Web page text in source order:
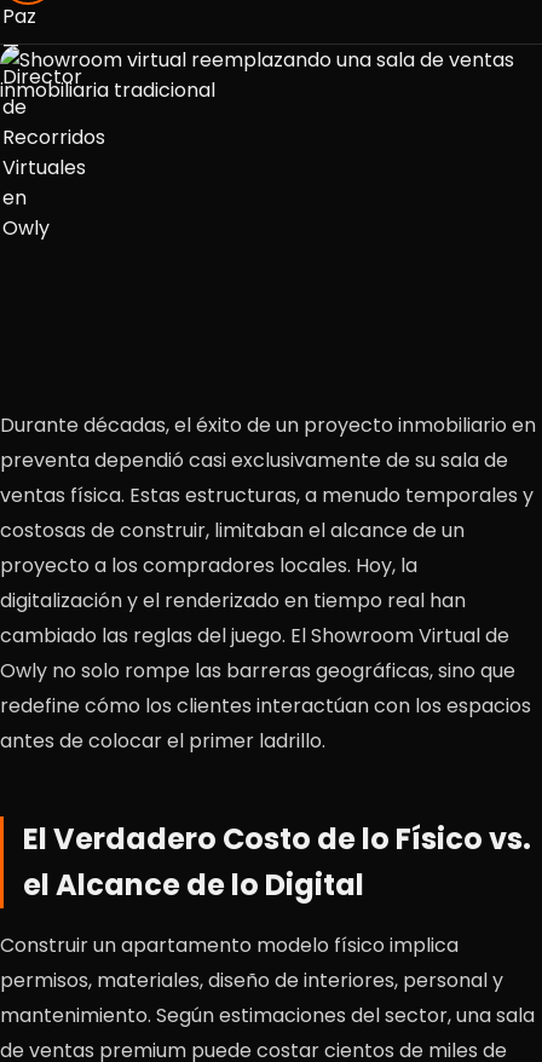
Durante décadas, el éxito de un proyecto inmobiliario en
preventa dependió casi exclusivamente de su sala de
ventas física. Estas estructuras, a menudo temporales y
costosas de construir, limitaban el alcance de un
proyecto a los compradores locales. Hoy, la
digitalización y el renderizado en tiempo real han
cambiado las reglas del juego. El Showroom Virtual de
Owly no solo rompe las barreras geográficas, sino que
redefine cómo los clientes interactúan con los espacios
antes de colocar el primer ladrillo.
El Verdadero Costo de lo Físico vs.
el Alcance de lo Digital
Construir un apartamento modelo físico implica
permisos, materiales, diseño de interiores, personal y
mantenimiento. Según estimaciones del sector, una sala
de ventas premium puede costar cientos de miles de